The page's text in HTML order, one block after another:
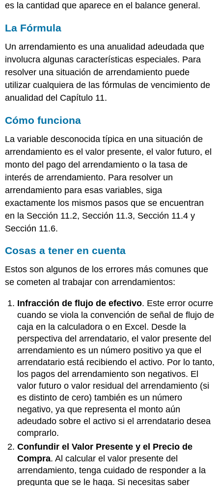
es la cantidad que aparece en el balance general.
La Fórmula
Un arrendamiento es una anualidad adeudada que
involucra algunas características especiales. Para
resolver una situación de arrendamiento puede
utilizar cualquiera de las fórmulas de vencimiento de
anualidad del Capítulo 11.
Cómo funciona
La variable desconocida típica en una situación de
arrendamiento es el valor presente, el valor futuro, el
monto del pago del arrendamiento o la tasa de
interés de arrendamiento. Para resolver un
arrendamiento para esas variables, siga
exactamente los mismos pasos que se encuentran
en la Sección 11.2, Sección 11.3, Sección 11.4 y
Sección 11.6.
Cosas a tener en cuenta
Estos son algunos de los errores más comunes que
se cometen al trabajar con arrendamientos:
Infracción de flujo de efectivo. Este error ocurre
cuando se viola la convención de señal de flujo de
caja en la calculadora o en Excel. Desde la
perspectiva del arrendatario, el valor presente del
arrendamiento es un número positivo ya que el
arrendatario está recibiendo el activo. Por lo tanto,
los pagos del arrendamiento son negativos. El
valor futuro o valor residual del arrendamiento (si
es distinto de cero) también es un número
negativo, ya que representa el monto aún
adeudado sobre el activo si el arrendatario desea
comprarlo.
Confundir el Valor Presente y el Precio de
Compra. Al calcular el valor presente del
arrendamiento, tenga cuidado de responder a la
pregunta que se le haga. Si necesitas saber